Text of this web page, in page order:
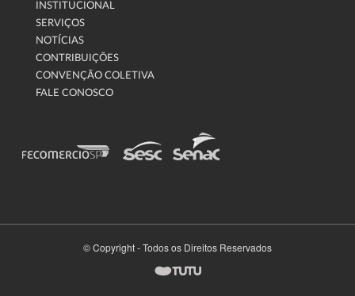
INSTITUCIONAL
SERVIÇOS
NOTÍCIAS
CONTRIBUIÇÕES
CONVENÇÃO COLETIVA
FALE CONOSCO
© Copyright - Todos os Direitos Reservados